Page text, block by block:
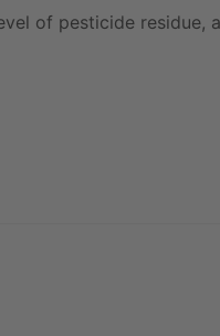
of pesticide residue,